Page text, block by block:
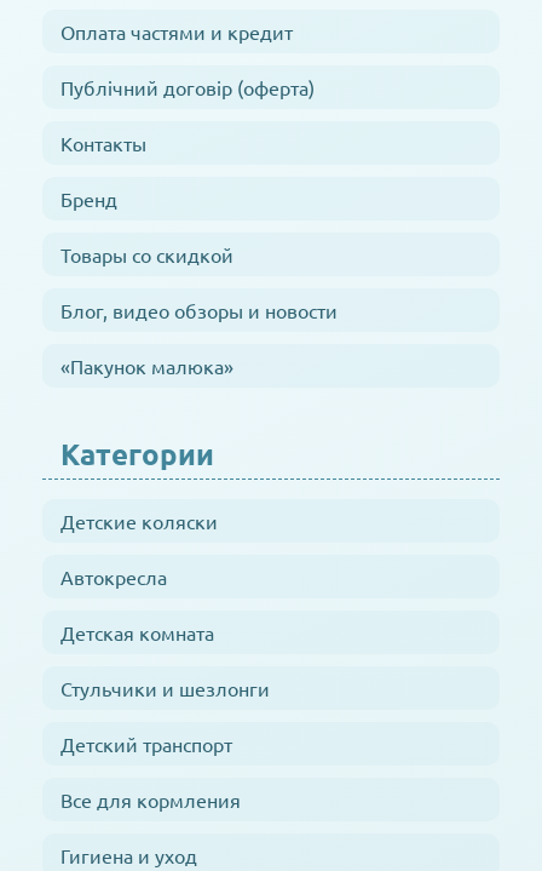
Оплата частями и кредит
Публічний договір (оферта)
Контакты
Бренд
Товары со скидкой
Блог, видео обзоры и новости
«Пакунок малюка»
Категории
Детские коляски
Автокресла
Детская комната
Стульчики и шезлонги
Детский транспорт
Все для кормления
Гигиена и уход